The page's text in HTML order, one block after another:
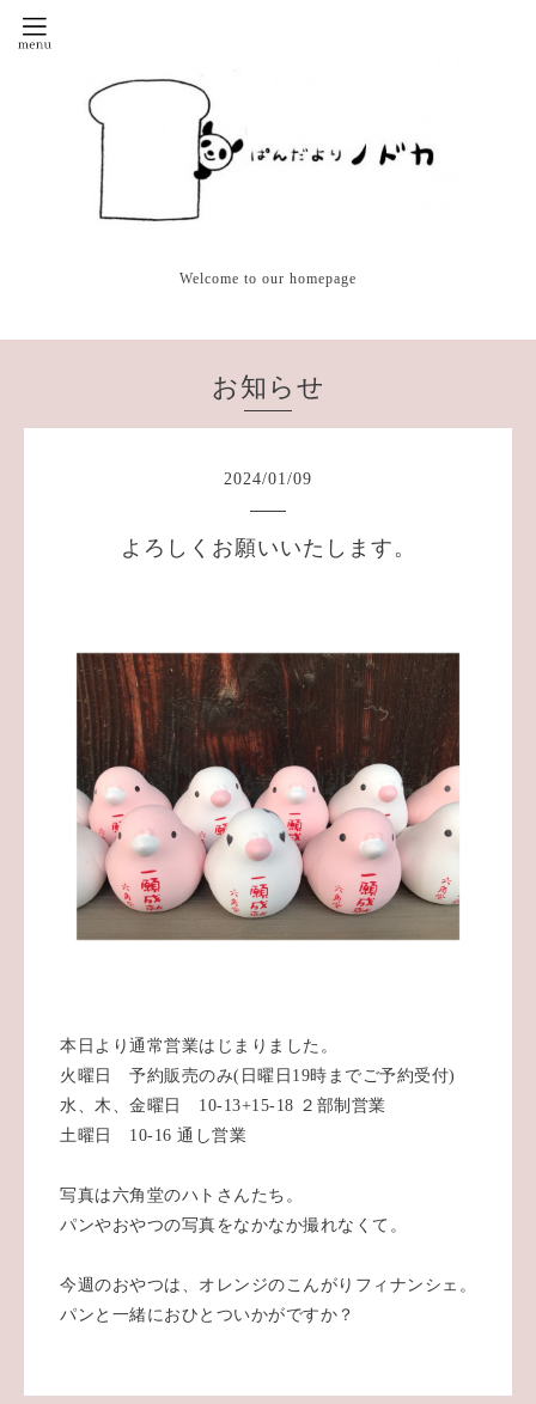
Welcome to our homepage
お知らせ
2024/01/09
よろしくお願いいたします。
本日より通常営業はじまりました。
火曜日 予約販売のみ(日曜日19時までご予約受付)
水、木、金曜日 10-13+15-18 ２部制営業
土曜日 10-16 通し営業
写真は六角堂のハトさんたち。
パンやおやつの写真をなかなか撮れなくて。
今週のおやつは、オレンジのこんがりフィナンシェ。
パンと一緒におひとついかがですか？